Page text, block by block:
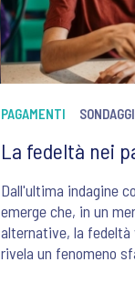
PAGAMENTI
La fedeltà nei
Dall'ultima indagine
emerge che, in un
alternative, la
rivela un fenomeno